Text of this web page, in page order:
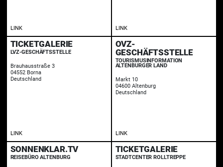
LINK LINK
TICKETGALERIE
LVZ-GESCHÄFTSSTELLE
Brauhausstraße 3
04552 Borna
Deutschland
LINK
OVZ-
GESCHÄFTSSTELLE
TOURISMUSINFORMATION
ALTENBURGER LAND
Markt 10
04600 Altenburg
Deutschland
LINK
SONNENKLAR.TV
REISEBÜRO ALTENBURG
TICKETGALERIE
STADTCENTER ROLLTREPPE